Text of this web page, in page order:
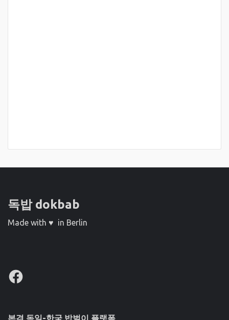
독밥 dokbab
Made with ♥ in Berlin
Facebook
본격 독일-한국 밥벌이 플랫폼